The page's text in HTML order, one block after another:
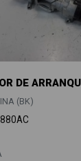
DE
(BK)